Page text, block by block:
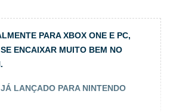
PARA XBOX ONE E PC,
ENCAIXAR MUITO BEM NO
LANÇADO PARA NINTENDO